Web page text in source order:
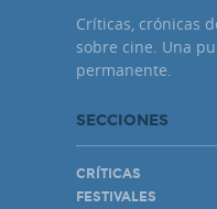
Críticas, crónicas
sobre cine. Una
permanente.
SECCIONES
CRÍTICAS
FESTIVALES